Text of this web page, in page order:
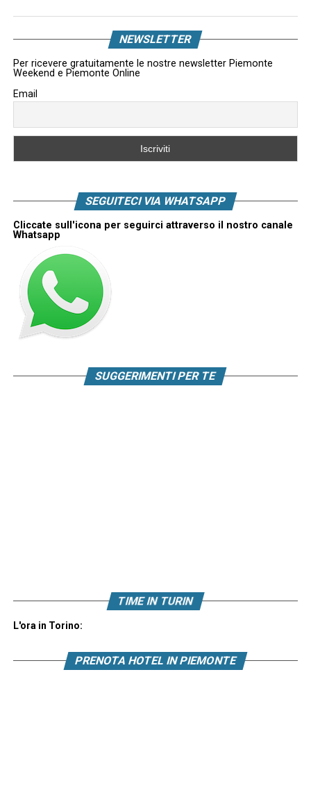
NEWSLETTER
Per ricevere gratuitamente le nostre newsletter Piemonte
Weekend e Piemonte Online
Email
SEGUITECI VIA WHATSAPP
Cliccate sull'icona per seguirci attraverso il nostro canale
Whatsapp
SUGGERIMENTI PER TE
TIME IN TURIN
L'ora in Torino:
PRENOTA HOTEL IN PIEMONTE